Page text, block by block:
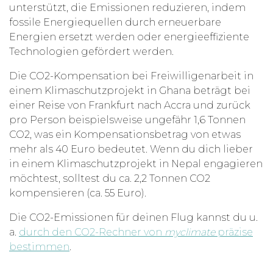
unterstützt, die Emissionen reduzieren, indem
fossile Energiequellen durch erneuerbare
Energien ersetzt werden oder energieeffiziente
Technologien gefördert werden.
Die CO2-Kompensation bei Freiwilligenarbeit in
einem Klimaschutzprojekt in Ghana beträgt bei
einer Reise von Frankfurt nach Accra und zurück
pro Person beispielsweise ungefähr 1,6 Tonnen
CO2, was ein Kompensationsbetrag von etwas
mehr als 40 Euro bedeutet. Wenn du dich lieber
in einem Klimaschutzprojekt in Nepal engagieren
möchtest, solltest du ca. 2,2 Tonnen CO2
kompensieren (ca. 55 Euro).
Die CO2-Emissionen für deinen Flug kannst du u.
a. durch den CO2-Rechner von myclimatepräzise
bestimmen.